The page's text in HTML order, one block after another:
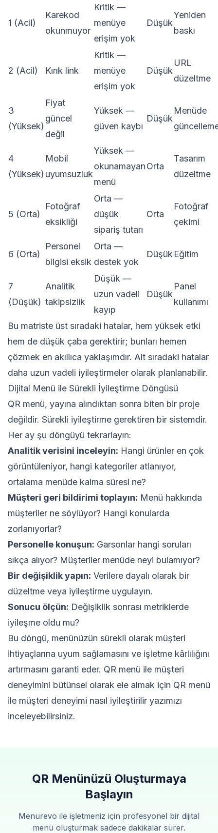
1 (Acil)
Karekod
okunmuyor
Kritik —
menüye
erişim yok
Düşük
Yeniden
baskı
2 (Acil) Kırık link
Kritik —
menüye
erişim yok
Düşük
URL
düzeltme
3
(Yüksek)
Fiyat
güncel
değil
Yüksek —
güven kaybı
Düşük
Menüde
4
(Yüksek)
Mobil
uyumsuzluk
Yüksek —
okunamayan
menü
Orta
Tasarım
düzeltme
5 (Orta)
Fotoğraf
eksikliği
Orta —
düşük
sipariş tutarı
Orta
Fotoğraf
çekimi
6 (Orta)
Personel
bilgisi eksik
Orta —
destek yok
Düşük Eğitim
7
(Düşük)
Analitik
takipsizlik
Düşük —
uzun vadeli
kayıp
Düşük
Panel
kullanımı
Bu matriste üst sıradaki hatalar, hem yüksek etki
hem de düşük çaba gerektirir; bunları hemen
çözmek en akıllıca yaklaşımdır. Alt sıradaki hatalar
daha uzun vadeli iyileştirmeler olarak planlanabilir.
Dijital Menü ile Sürekli İyileştirme Döngüsü
QR menü, yayına alındıktan sonra biten bir proje
değildir. Sürekli iyileştirme gerektiren bir sistemdir.
Her ay şu döngüyü tekrarlayın:
Analitik verisini inceleyin: Hangi ürünler en çok
görüntüleniyor, hangi kategoriler atlanıyor,
ortalama menüde kalma süresi ne?
Müşteri geri bildirimi toplayın: Menü hakkında
müşteriler ne söylüyor? Hangi konularda
zorlanıyorlar?
Personelle konuşun: Garsonlar hangi soruları
sıkça alıyor? Müşteriler menüde neyi bulamıyor?
Bir değişiklik yapın: Verilere dayalı olarak bir
düzeltme veya iyileştirme uygulayın.
Sonucu ölçün: Değişiklik sonrası metriklerde
iyileşme oldu mu?
Bu döngü, menünüzün sürekli olarak müşteri
ihtiyaçlarına uyum sağlamasını ve işletme kârlılığını
artırmasını garanti eder. QR menü ile müşteri
deneyimini bütünsel olarak ele almak için QR menü
ile müşteri deneyimi nasıl iyileştirilir yazımızı
inceleyebilirsiniz.
QR Menünüzü Oluşturmaya
Başlayın
Menurevo ile işletmeniz için profesyonel bir dijital
menü oluşturmak sadece dakikalar sürer.